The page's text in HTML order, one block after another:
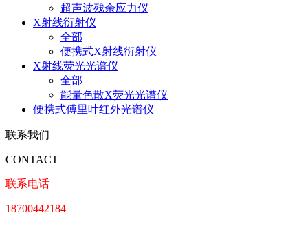
超声波残余应力仪
X射线衍射仪
全部
便携式X射线衍射仪
X射线荧光光谱仪
全部
能量色散X荧光光谱仪
便携式傅里叶红外光谱仪
联系我们
CONTACT
联系电话
18700442184